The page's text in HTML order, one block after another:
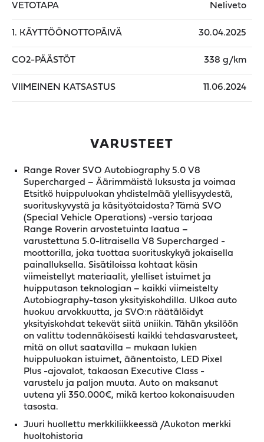
VETOTAPA Neliveto
1. KÄYTTÖÖNOTTOPÄIVÄ 30.04.2025
CO2-PÄÄSTÖT 338 g/km
VIIMEINEN KATSASTUS 11.06.2024
VARUSTEET
Range Rover SVO Autobiography 5.0 V8
Supercharged – Äärimmäistä luksusta ja voimaa
Etsitkö huippuluokan yhdistelmää ylellisyydestä,
suorituskyvystä ja käsityötaidosta? Tämä SVO
(Special Vehicle Operations) -versio tarjoaa
Range Roverin arvostetuinta laatua –
varustettuna 5.0-litraisella V8 Supercharged -
moottorilla, joka tuottaa suorituskykyä jokaisella
painalluksella. Sisätiloissa kohtaat käsin
viimeistellyt materiaalit, ylelliset istuimet ja
huipputason teknologian – kaikki viimeistelty
Autobiography-tason yksityiskohdilla. Ulkoa auto
huokuu arvokkuutta, ja SVO:n räätälöidyt
yksityiskohdat tekevät siitä uniikin. Tähän yksilöön
on valittu todennäköisesti kaikki tehdasvarusteet,
mitä on ollut saatavilla – mukaan lukien
huippuluokan istuimet, äänentoisto, LED Pixel
Plus -ajovalot, takaosan Executive Class -
varustelu ja paljon muuta. Auto on maksanut
uutena yli 350.000€, mikä kertoo kokonaisuuden
tasosta.
Juuri huollettu merkkiliikkeessä /Aukoton merkki
huoltohistoria